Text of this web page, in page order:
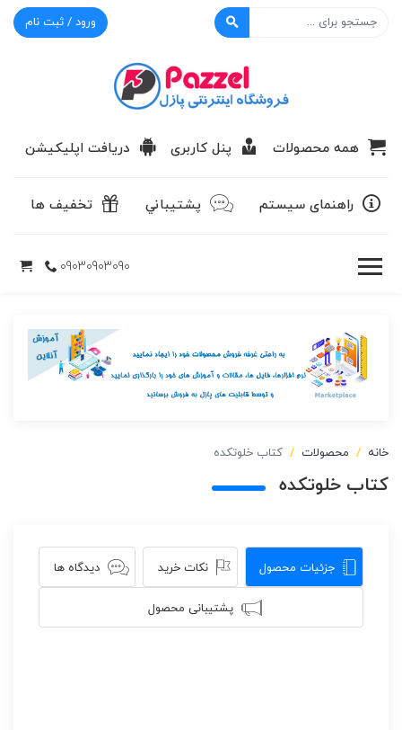
ورود / ثبت نام
همه محصولات پنل کاربری دریافت اپلیکیشن
راهنمای سیستم پشتيباني تخفیف ها
09030903090
خانه محصولات کتاب خلوتکده
کتاب خلوتکده
جزئیات محصول نکات خرید دیدگاه ها
پشتیبانی محصول